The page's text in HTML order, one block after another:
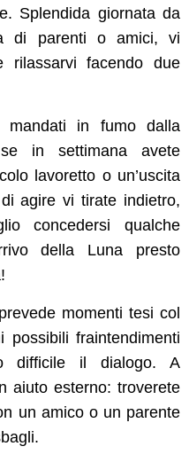
Splendida giornata da
di parenti o amici, vi
rilassarvi facendo due
mandati in fumo dalla
in settimana avete
lavoretto o un’uscita
agire vi tirate indietro,
concedersi qualche
della Luna presto
momenti tesi col
fraintendimenti
difficile il dialogo. A
aiuto esterno: troverete
un amico o un parente